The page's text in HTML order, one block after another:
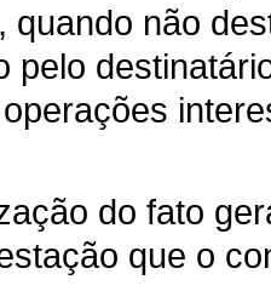
quando não
pelo
do fato
que o